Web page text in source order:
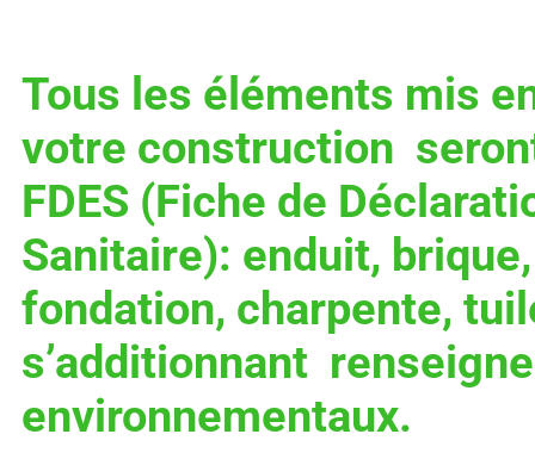
Tous les éléments mis
votre construction
FDES (Fiche de
Sanitaire): enduit,
fondation, charpente,
s’additionnant
environnementaux.